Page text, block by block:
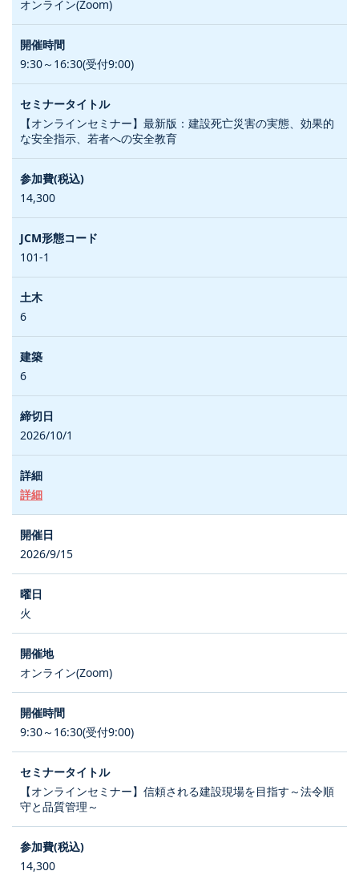
オンライン(Zoom)
9:30～16:30(受付9:00)
【オンラインセミナー】最新版：建設死亡災害の実態、効果的
な安全指示、若者への安全教育
14,300
101-1
6
6
2026/10/1
詳細
2026/9/15
火
オンライン(Zoom)
9:30～16:30(受付9:00)
【オンラインセミナー】信頼される建設現場を目指す～法令順
守と品質管理～
14,300